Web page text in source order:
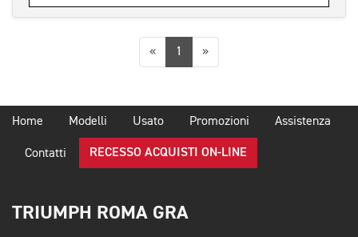
«Precedente
1 »Successiva
Home Modelli Usato Promozioni Assistenza
Contatti RECESSO ACQUISTI ON-LINE
TRIUMPH ROMA GRA